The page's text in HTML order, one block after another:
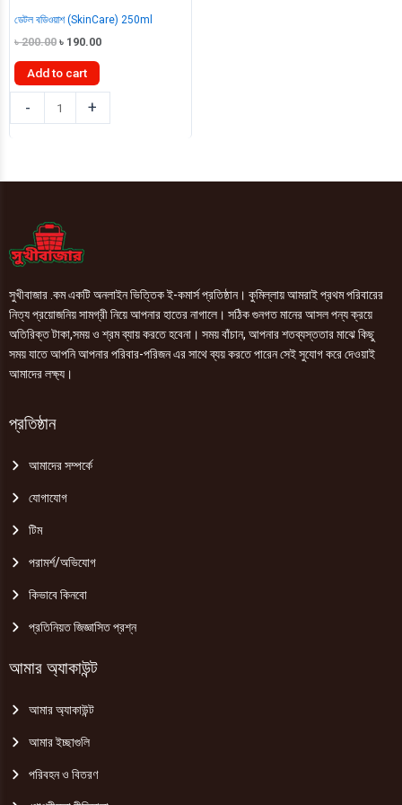
ডেটল বডিওয়াশ (SkinCare) 250ml
৳200.00 Original
was:
৳ 200.00.
৳ 190.00Current
Add to cart
-
বডিওয়াশ
(SkinCare)
quantity
+
সুখীবাজার .কম একটি অনলাইন ভিত্তিক ই-কমার্স প্রতিষ্ঠান। কুমিল্লায় আমরাই প্রথম পরিবারের
নিত্য প্রয়োজনিয় সামগ্রী নিয়ে আপনার হাতের নাগালে। সঠিক গুনগত মানের আসল পন্য ক্রয়ে
অতিরিক্ত টাকা,সময় ও শ্রম ব্যায় করতে হবেনা। সময় বাঁচান, আপনার শতব্যস্ততার মাঝে কিছু
সময় যাতে আপনি আপনার পরিবার-পরিজন এর সাথে ব্যয় করতে পারেন সেই সুযোগ করে দেওয়াই
আমাদের লক্ষ্য।
প্রতিষ্ঠান
আমাদের সম্পর্কে
যোগাযোগ
টিম
পরামর্শ/অভিযোগ
কিভাবে কিনবো
প্রতিনিয়ত জিজ্ঞাসিত প্রশ্ন
আমার অ্যাকাউন্ট
আমার অ্যাকাউন্ট
আমার ইচ্ছাগুলি
পরিবহন ও বিতরণ